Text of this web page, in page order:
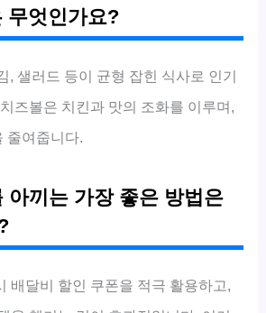
무엇인가요?
, 샐러드 등이 균형 잡힌 식사로 인기
즈볼은 치킨과 맛의 조화를 이루며,
줄여줍니다.
아끼는 가장 좋은 방법은
배달비 할인 쿠폰을 적극 활용하고,